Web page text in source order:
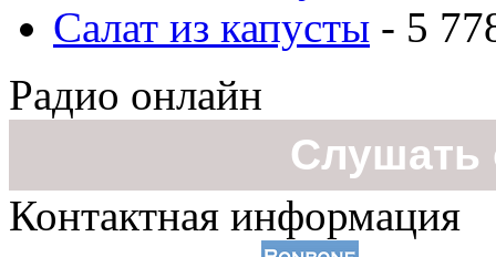
Салат из капусты - 5
Радио онлайн
Слушать
Контактная информация